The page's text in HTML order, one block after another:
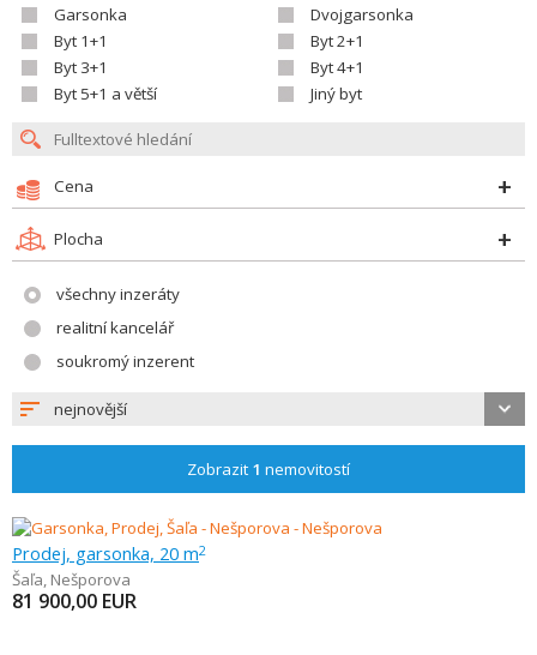
Garsonka
Dvojgarsonka
Byt 1+1
Byt 2+1
Byt 3+1
Byt 4+1
Byt 5+1 a větší
Jiný byt
Cena
Plocha
všechny inzeráty
realitní kancelář
soukromý inzerent
nejnovější
Zobrazit 1 nemovitostí
Prodej, garsonka, 20 m2
Šaľa, Nešporova
81 900,00 EUR